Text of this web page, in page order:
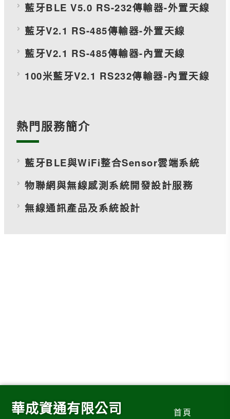
藍牙BLE V5.0 RS-232傳輸器-外置天線
藍牙V2.1 RS-485傳輸器-外置天線
藍牙V2.1 RS-485傳輸器-內置天線
100米藍牙V2.1 RS232傳輸器-內置天線
熱門服務簡介
藍牙BLE與WiFi整合Sensor雲端系統
物聯網與無線感測系統開發設計服務
無線通訊產品及系統設計
華成資通有限公司 首頁